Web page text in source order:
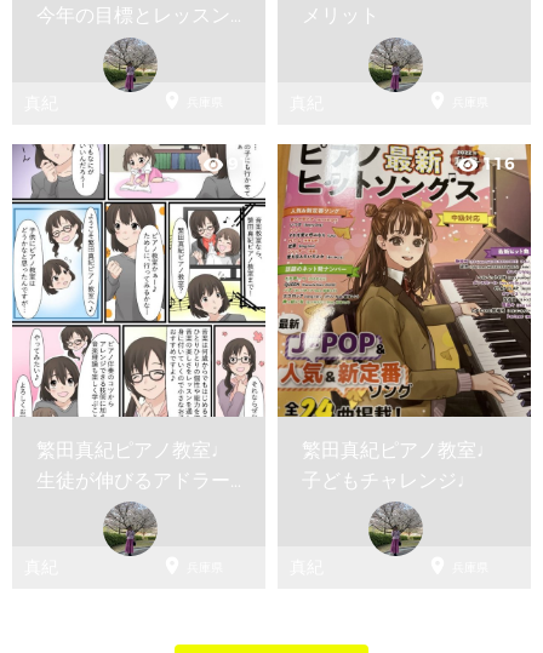
今年の目標とレッスン
のお約束♩
メリット
visibility 91
繁田真紀ピアノ教室♩
生徒が伸びるアドラー
ピアノレッスン♩イベ
visibility116
繁田真紀ピアノ教室♩
子どもチャレンジ♩